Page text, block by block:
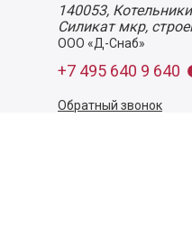
140053,
Силикат мкр,
ООО «Д-Снаб»
+7 495 640 9 640
Обратный звонок